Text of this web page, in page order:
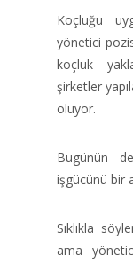
Koçluğu
yönetici
koçluk
şirketler
oluyor.
Bugünün
işgücünü bir
Sıklıkla
ama